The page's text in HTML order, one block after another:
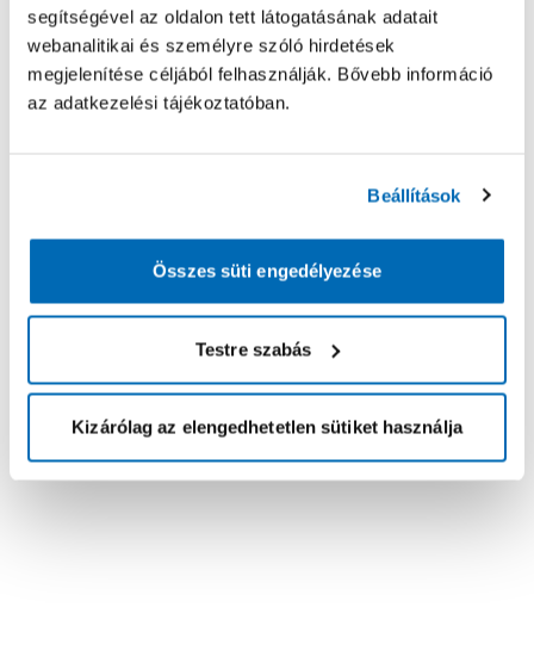
segítségével az oldalon tett látogatásának adatait
webanalitikai és személyre szóló hirdetések
megjelenítése céljából felhasználják. Bővebb információ
az adatkezelési tájékoztatóban.
Beállítások
Összes süti engedélyezése
Testre szabás
Kizárólag az elengedhetetlen sütiket használja